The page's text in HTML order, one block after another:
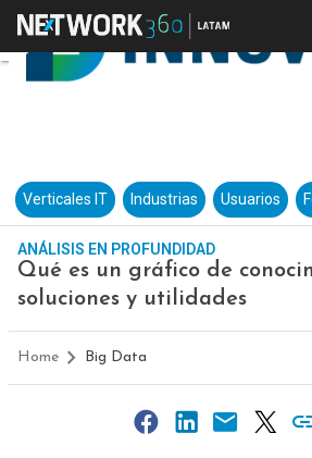
Verticales IT Industrias Usuarios
ANÁLISIS EN PROFUNDIDAD
Qué es un gráfico de
soluciones y utilidades
Home Big Data